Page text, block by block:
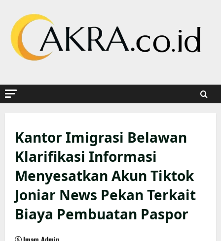
content
Kantor Imigrasi Belawan
Klarifikasi Informasi
Menyesatkan Akun Tiktok
Joniar News Pekan Terkait
Biaya Pembuatan Paspor